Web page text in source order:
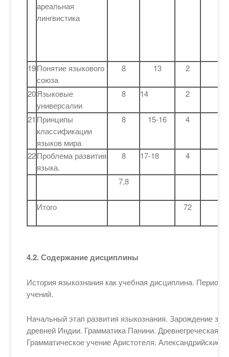
ареальная
лингвистика
19Понятие языкового
союза
8 13 2
20Языковые
универсалии
8 14 2
21 Принципы
классификации
языков мира
8 15-16 4
22Проблема развития
языка.
8 17-18 4
7,8
Итого 72
4.2. Содержание дисциплины
История языкознания как учебная дисциплина.
учений.
Начальный этап развития языкознания. Зарождение
древней Индии. Грамматика Панини. Древнегреческая
Грамматическое учение Аристотеля. Александрийские